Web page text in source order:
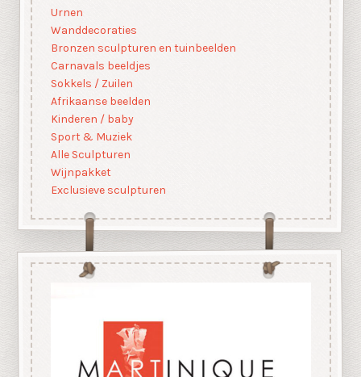
Urnen
Wanddecoraties
Bronzen sculpturen en tuinbeelden
Carnavals beeldjes
Sokkels / Zuilen
Afrikaanse beelden
Kinderen / baby
Sport & Muziek
Alle Sculpturen
Wijnpakket
Exclusieve sculpturen